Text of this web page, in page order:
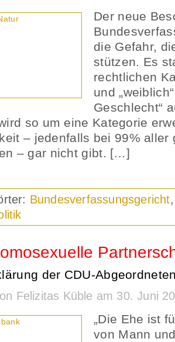
Der neue
die Gefahr,
stützen. Es
rechtlichen
und
Geschlecht“
so um eine Kategorie
– jedenfalls bei 99% aller
– gar nicht gibt. […]
Bundesverfassungsgericht
der CDU-
Felizitas Küble am 30. Juni
„Die Ehe ist
von Mann